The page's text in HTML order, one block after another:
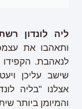
ליה לונדון
ותאהבו את
לנאהבת.
שישב עליכן
אצלנו "בליה
והמיומן ביותר